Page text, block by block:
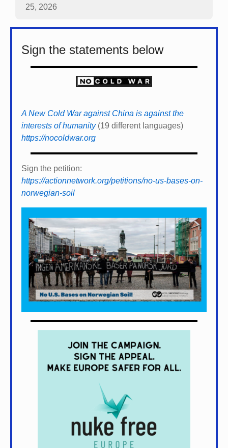
25, 2026
Sign the statements below
A New Cold War against China is against the
interests of humanity(19 different languages)
https://nocoldwar.org
Sign the petition:
https://actionnetwork.org/petitions/no-us-bases-on-
norwegian-soil